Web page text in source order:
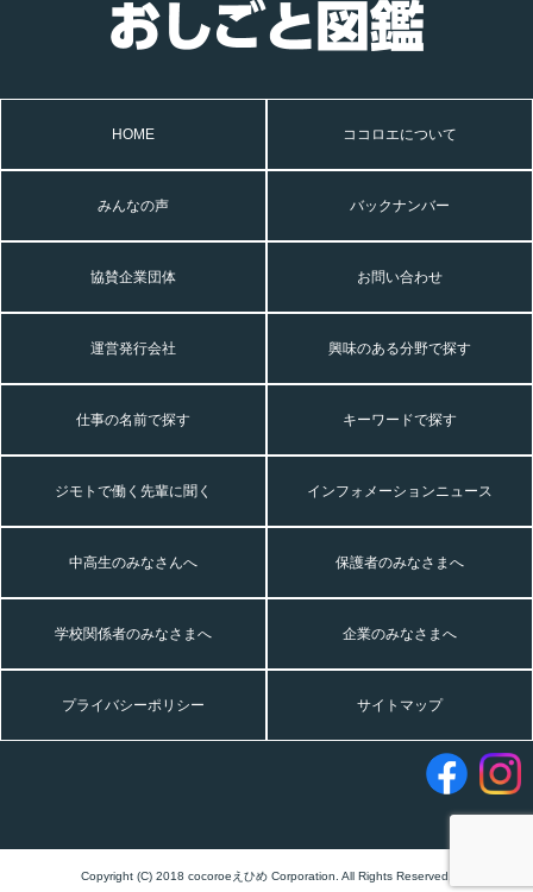
HOME ココロエについて
みんなの声 バックナンバー
協賛企業団体 お問い合わせ
運営発行会社 興味のある分野で探す
仕事の名前で探す キーワードで探す
ジモトで働く先輩に聞く インフォメーションニュース
中高生のみなさんへ 保護者のみなさまへ
学校関係者のみなさまへ 企業のみなさまへ
プライバシーポリシー サイトマップ
Copyright (C) 2018 cocoroeえひめ Corporation. All Rights Reserved.